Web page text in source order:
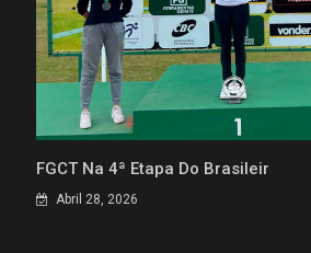
FGCT Na 4ª Etapa Do Brasileir
Abril 28, 2026